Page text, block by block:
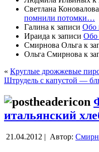
Светлана
помнили потомки…
Галина к записи Обо
Ираида к записи Обо
Смирнова Ольга к
Ольга Смирнова к
« Круглые дрожжевые
Штрудель с капустой —
итальянский
21.04.2012 | Автор: